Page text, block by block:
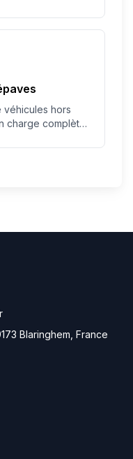
hors
charge complète
Blaringhem, France